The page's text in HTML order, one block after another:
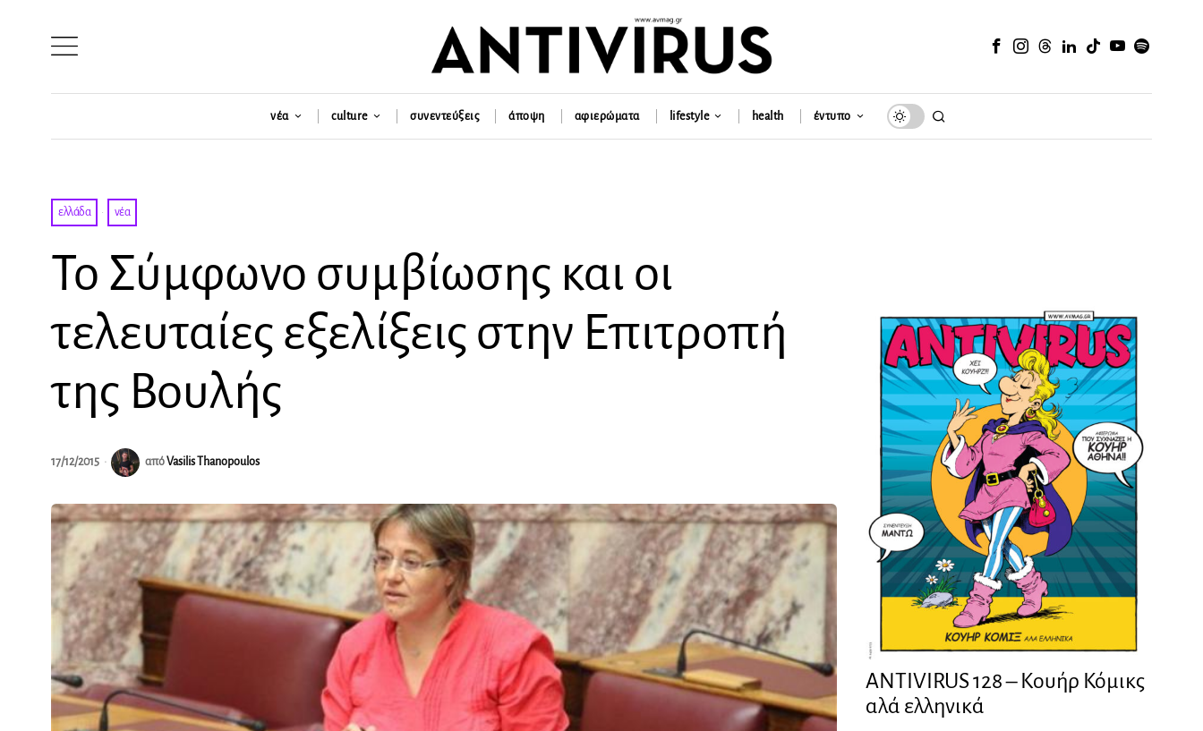
νέα culture συνεντεύξεις άποψη αφιερώματα lifestyle health έντυπο
ελλάδα · νέα
Το Σύμφωνο συμβίωσης και οι
τελευταίες εξελίξεις στην Επιτροπή
της Βουλής
17/12/2015 απόVasilis Thanopoulos
ANTIVIRUS 128 – Kουήρ Κόμικς
αλά ελληνικά